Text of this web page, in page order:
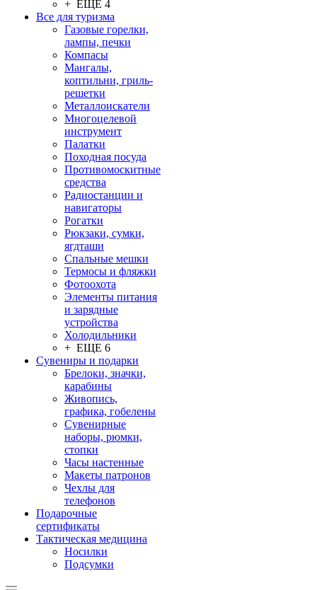
+ ЕЩЕ 4
Все для туризма
Газовые горелки,
лампы, печки
Компасы
Мангалы,
коптильни, гриль-
решетки
Металлоискатели
Многоцелевой
инструмент
Палатки
Походная посуда
Противомоскитные
средства
Радиостанции и
навигаторы
Рогатки
Рюкзаки, сумки,
ягдташи
Спальные мешки
Термосы и фляжки
Фотоохота
Элементы питания
и зарядные
устройства
Холодильники
+ ЕЩЕ 6
Сувениры и подарки
Брелоки, значки,
карабины
Живопись,
графика, гобелены
Сувенирные
наборы, рюмки,
стопки
Часы настенные
Макеты патронов
Чехлы для
телефонов
Подарочные
сертификаты
Тактическая медицина
Носилки
Подсумки